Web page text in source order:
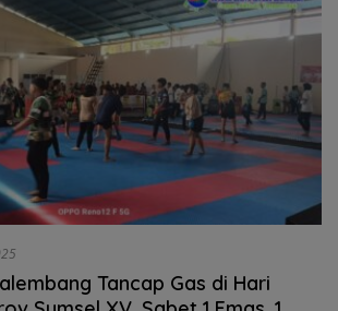
Tancap Gas di Hari